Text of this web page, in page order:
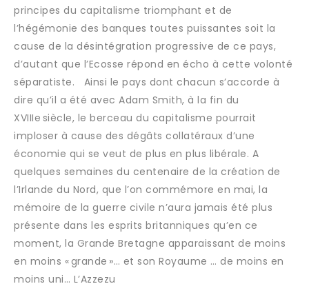
principes du capitalisme triomphant et de
l’hégémonie des banques toutes puissantes soit la
cause de la désintégration progressive de ce pays,
d’autant que l’Ecosse répond en écho à cette volonté
séparatiste. Ainsi le pays dont chacun s’accorde à
dire qu’il a été avec Adam Smith, à la fin du
XVIIIe siècle, le berceau du capitalisme pourrait
imploser à cause des dégâts collatéraux d’une
économie qui se veut de plus en plus libérale. A
quelques semaines du centenaire de la création de
l’Irlande du Nord, que l’on commémore en mai, la
mémoire de la guerre civile n’aura jamais été plus
présente dans les esprits britanniques qu’en ce
moment, la Grande Bretagne apparaissant de moins
en moins « grande »… et son Royaume … de moins en
moins uni… L’Azzezu